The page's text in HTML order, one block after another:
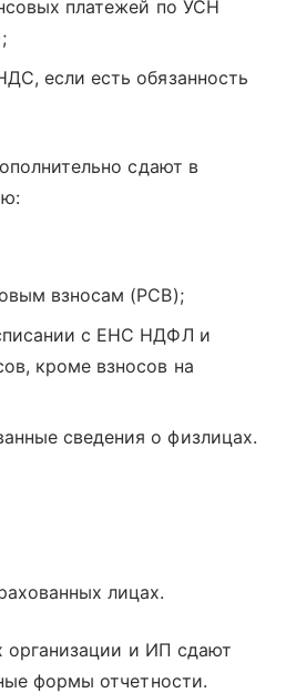
платежей по УСН
если есть обязанность
сдают в
взносам (РСВ);
с ЕНС НДФЛ и
кроме взносов на
сведения о физлицах.
лицах.
организации и ИП сдают
формы отчетности.